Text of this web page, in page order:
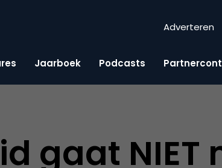
Adverteren
Jaarboek Podcasts
gaat NIET